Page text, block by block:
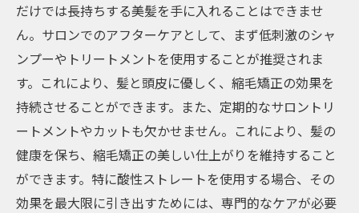
だけでは長持ちする美髪を手に入れることはできませ
ん。サロンでのアフターケアとして、まず低刺激のシャ
ンプーやトリートメントを使用することが推奨されま
す。これにより、髪と頭皮に優しく、縮毛矯正の効果を
持続させることができます。また、定期的なサロントリ
ートメントやカットも欠かせません。これにより、髪の
健康を保ち、縮毛矯正の美しい仕上がりを維持すること
ができます。特に酸性ストレートを使用する場合、その
効果を最大限に引き出すためには、専門的なケアが必要